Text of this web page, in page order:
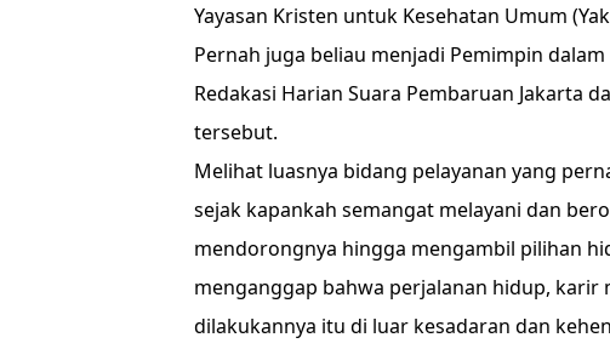
Yayasan Kristen untuk Kesehatan Umum
Pernah juga beliau menjadi Pemimpin
Redakasi Harian Suara Pembaruan Jakarta
tersebut.
Melihat luasnya bidang pelayanan yang
sejak kapankah semangat melayani dan
mendorongnya hingga mengambil pilihan
menganggap bahwa perjalanan hidup, karir
dilakukannya itu di luar kesadaran dan